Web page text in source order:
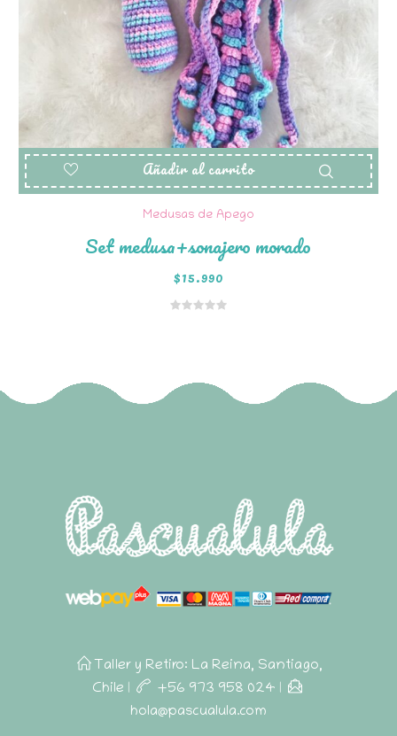
Añadir al carrito
Medusas de Apego
Set medusa+sonajero morado
$15.990
Taller y Retiro: La Reina, Santiago,
Chile | +56 973 958 024 |
hola@pascualula.com